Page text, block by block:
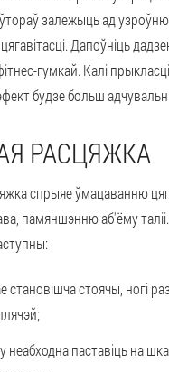
залежыць ад узроўню
Дапоўніць
гумкай. Калі
будзе больш
РАСЦЯЖКА
спрыяе ўмацаванню
памяншэнню аб'ёму
становішча стоячы, ногі
неабходна паставіць на